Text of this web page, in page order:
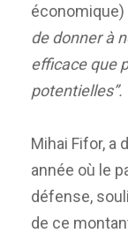
économique)
de donner à
efficace que
potentielles”.
Mihai Fifor, a
année où le
défense,
de ce